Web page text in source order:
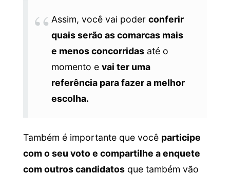
Assim, você vai poder conferir
quais serão as comarcas mais
e menos concorridasaté o
momento e vai ter uma
referência para fazer a melhor
escolha.
Também é importante que você participe
com o seu voto e compartilhe a enquete
com outros candidatosque também vão